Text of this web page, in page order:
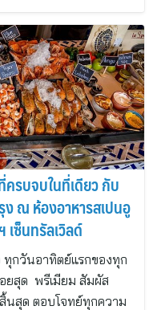
รบจบในที่เดียว กับ
ณ ห้องอาหารสเปนอู
เซ็นทรัลเวิลด์
กวันอาทิตย์แรกของทุก
ยสุด พรีเมียม สัมผัส
สุด ตอบโจทย์ทุกความ